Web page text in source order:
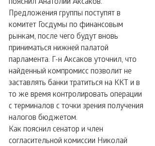
Предложения группы поступят в
комитет Госдумы по финансовым
рынкам, после чего будут вновь
приниматься нижней палатой
парламента. Г-н Аксаков уточнил, что
найденный компромисс позволит не
заставлять банки тратиться на ККТ и в
то же время контролировать операции
с терминалов с точки зрения получения
налогов бюджетом.
Как пояснил сенатор и член
согласительной комиссии Николай